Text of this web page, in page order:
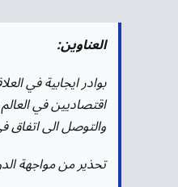
العناوين:
بوادر ايجابية في
اقتصاديين في
والتوصل الى اتفاق
تحذير من مواجهة